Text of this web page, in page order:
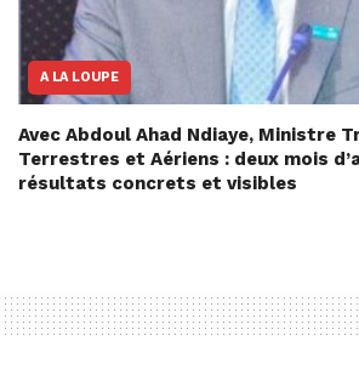
A LA LOUPE
Avec Abdoul Ahad Ndiaye, Ministre
Terrestres et Aériens : deux mois
résultats concrets et visibles